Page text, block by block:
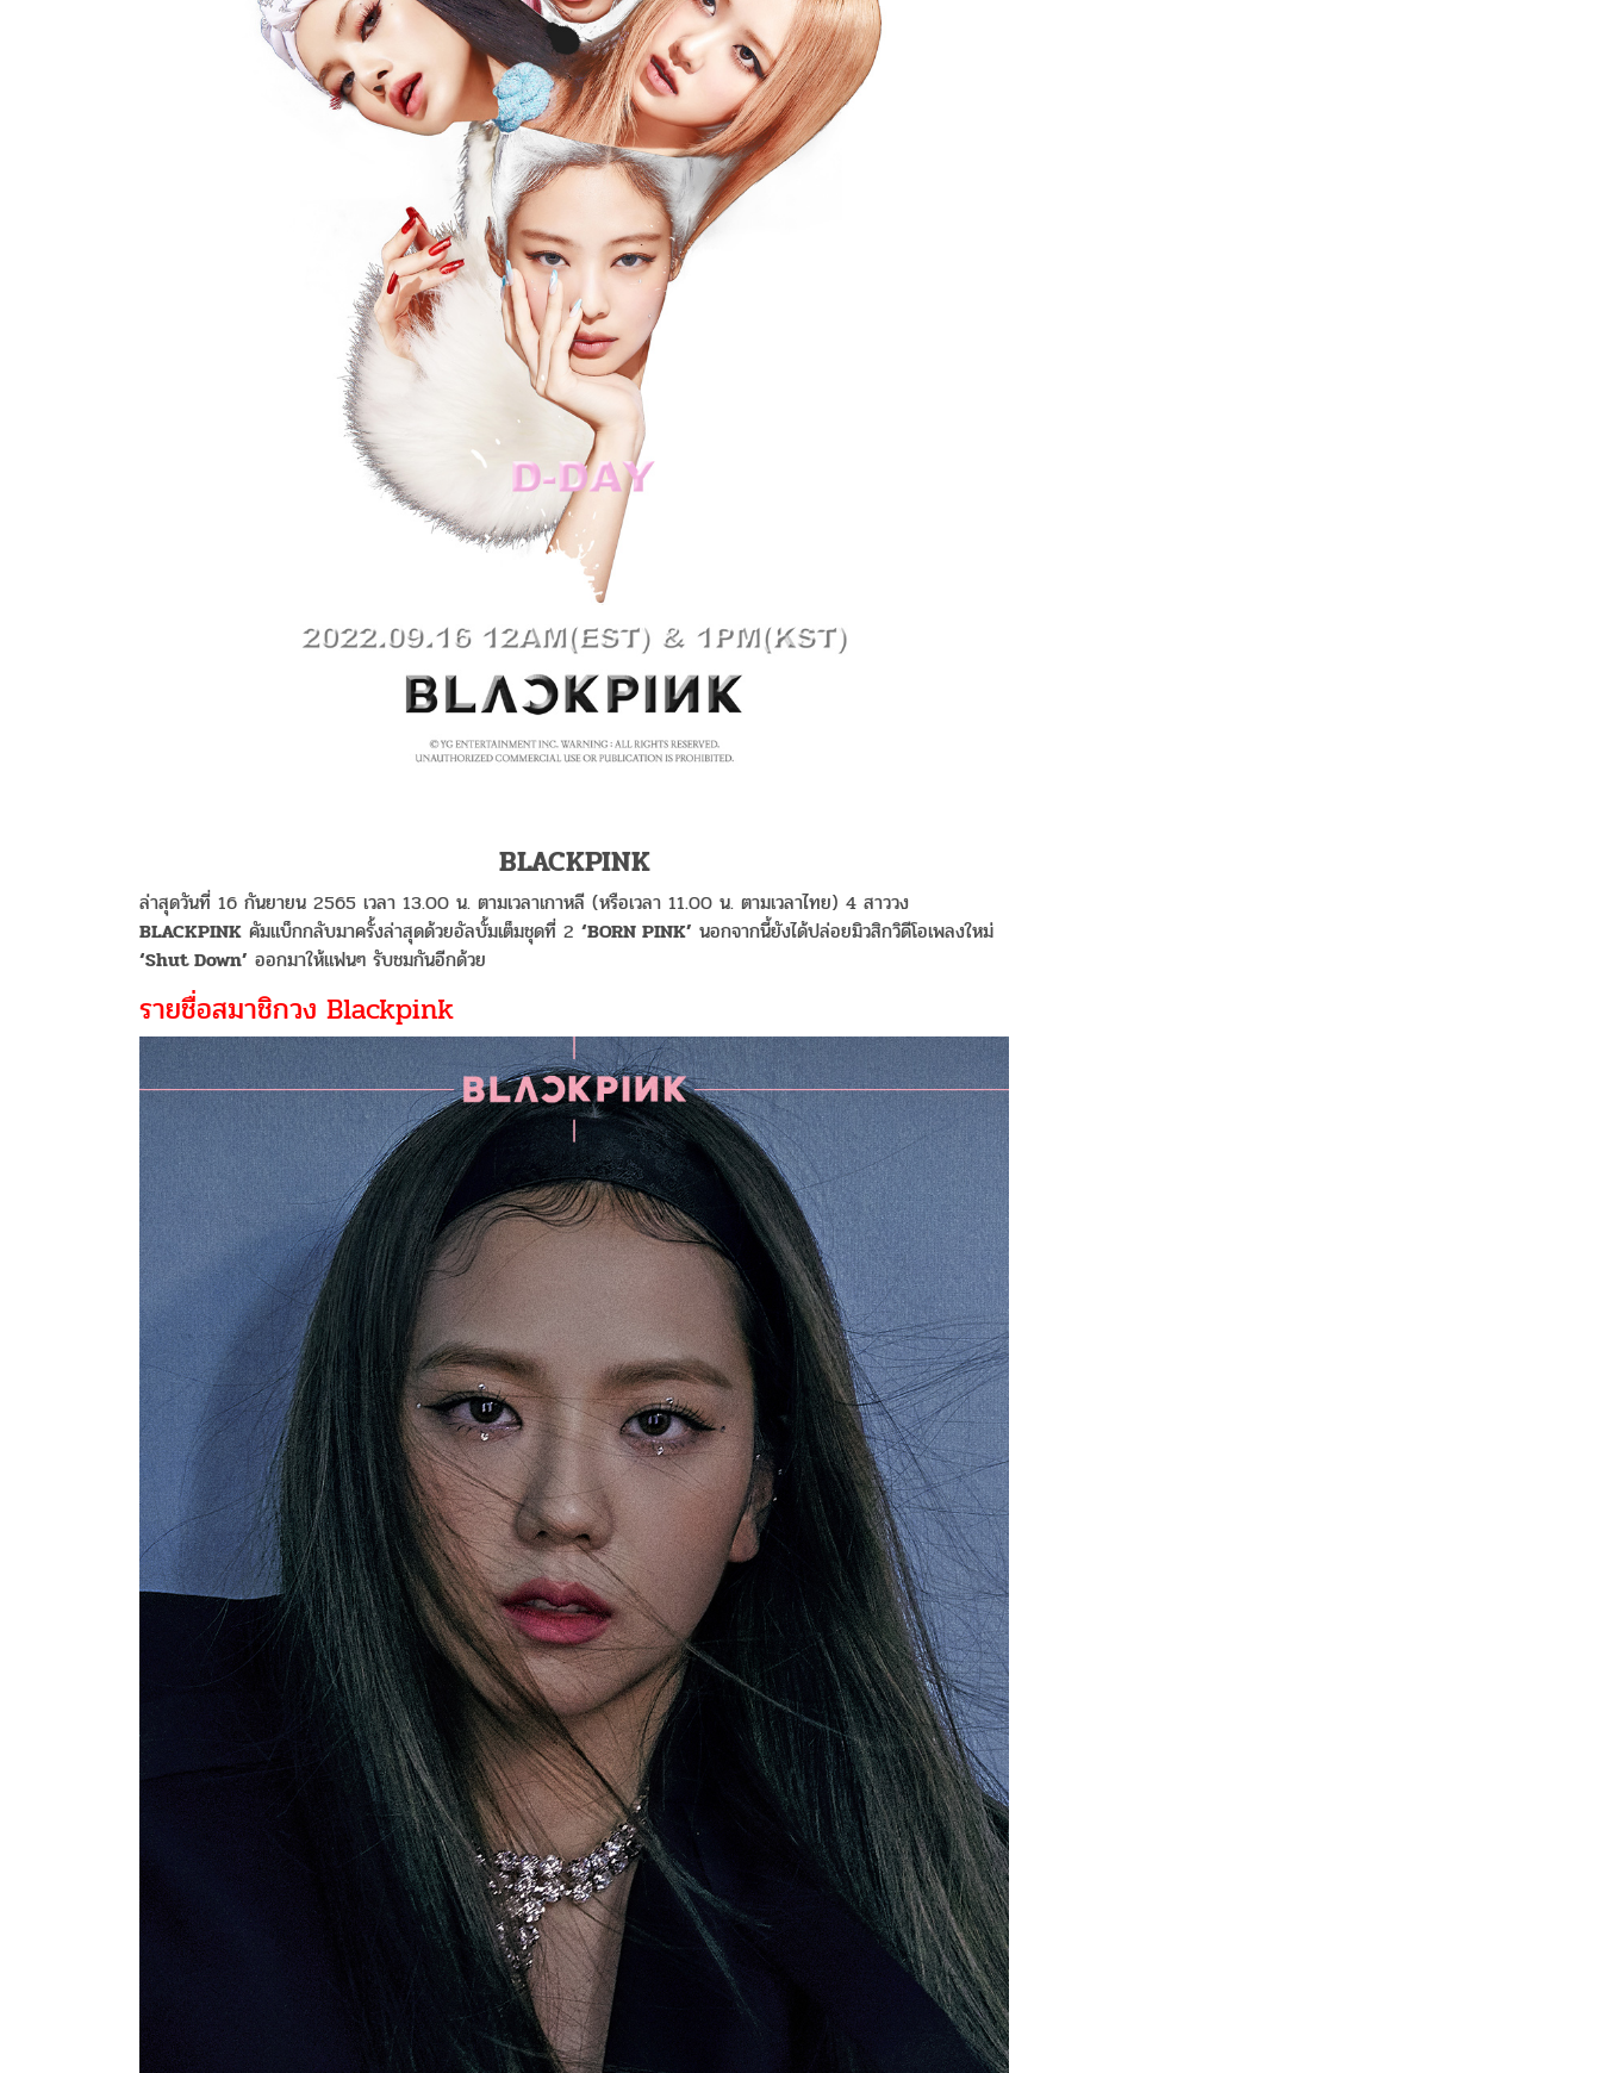
BLACKPINK
ล่าสุดวันที่ 16 กันยายน 2565 เวลา 13.00 น. ตามเวลาเกาหลี (หรือเวลา 11.00 น. ตามเวลาไทย) 4 สาววง
BLACKPINK คัมแบ็กกลับมาครั้งล่าสุดด้วยอัลบั้มเต็มชุดที่ 2 ‘BORN PINK’ นอกจากนี้ยังได้ปล่อยมิวสิกวิดีโอเพลงใหม่
‘Shut Down’ ออกมาให้แฟนๆ รับชมกันอีกด้วย
รายชื่อสมาชิกวง Blackpink